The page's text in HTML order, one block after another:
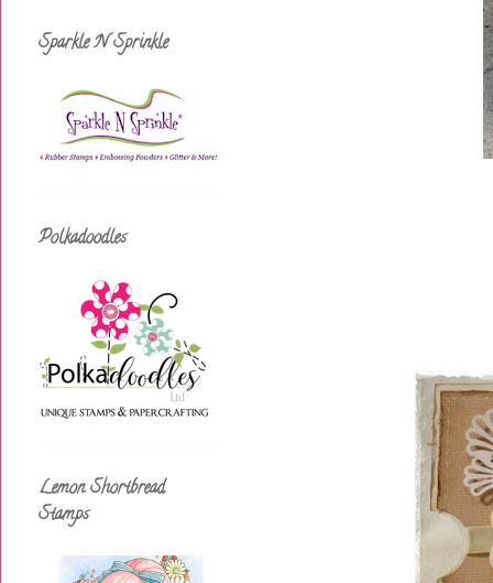
Sparkle N Sprinkle
Polkadoodles
Lemon Shortbread
Stamps